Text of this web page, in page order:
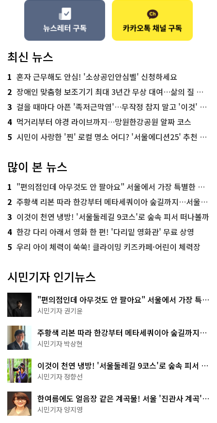
최신 뉴스
1 혼자 근무해도 안심! '소상공인안심벨' 신청하세요
2 장애인 맞춤형 보조기기 최대 3년간 무상 대여…삶의 질 높인다
3 걸을 때마다 아픈 '족저근막염'…무작정 참지 말고 '이것' 해보세요!
4 먹거리부터 야경 라이브까지…망원한강공원 알짜 코스
5 시민이 사랑한 '찐' 로컬 명소 어디? '서울에디션25' 추천 코스
많이 본 뉴스
1 "편의점인데 아무것도 안 팔아요" 서울에서 가장 특별한 편의점의 정체
2 주황색 리본 따라 한강부터 메타세쿼이아 숲길까지…서울둘레길 15코스
3 이것이 천연 냉방! '서울둘레길 9코스'로 숲속 피서 떠나볼까
4 한강 다리 아래서 영화 한 편! '다리밑 영화관' 무료 상영
5 우리 아이 체력이 쑥쑥! 클라이밍 키즈카페·어린이 체력장
시민기자 인기뉴스
"편의점인데 아무것도 안 팔아요" 서울에서 가장 특별
한 편의점의 정체
시민기자 권기윤
주황색 리본 따라 한강부터 메타세쿼이아 숲길까지…
서울둘레길 15코스
시민기자 박상현
이것이 천연 냉방! '서울둘레길 9코스'로 숲속 피서 떠
나볼까
시민기자 정향선
한여름에도 얼음장 같은 계곡물! 서울 '진관사 계곡'이
천국이네~
시민기자 양지영